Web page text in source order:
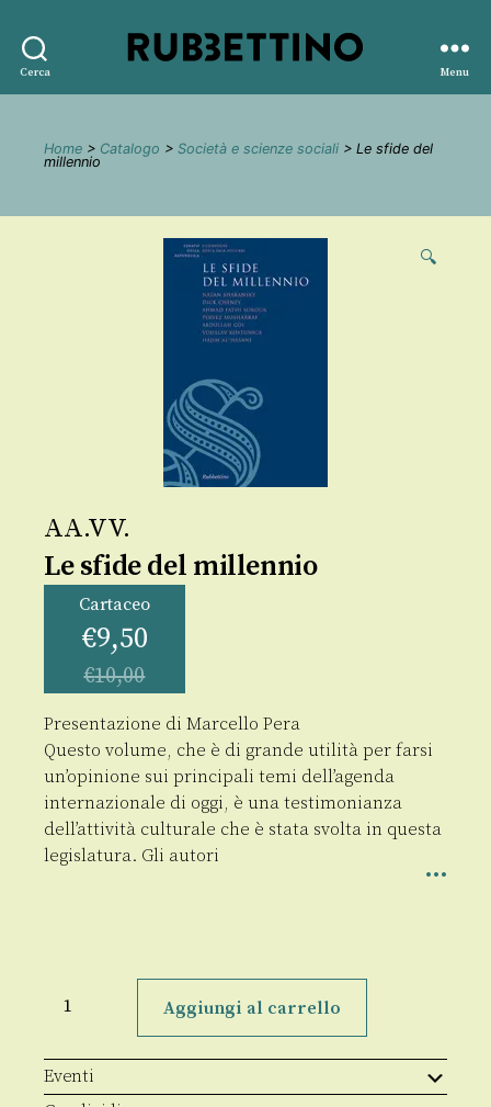
Cerca
editore
Menu
Home > Catalogo > Società e scienze sociali > Le sfide del
millennio
🔍
AA.VV.
Le sfide del millennio
Cartaceo
€9,50
€10,00
Presentazione di Marcello Pera
Questo volume, che è di grande utilità per farsi
un’opinione sui principali temi dell’agenda
internazionale di oggi, è una testimonianza
dell’attività culturale che è stata svolta in questa
legislatura. Gli autori
sfide
quantità
Aggiungi al carrello
Eventi